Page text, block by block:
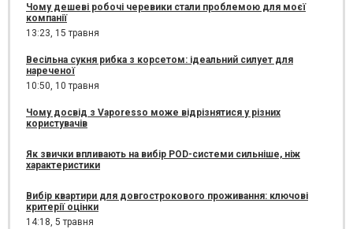
Чому дешеві робочі черевики стали проблемою для моєї
компанії
13:23, 15 травня
Весільна сукня рибка з корсетом: ідеальний силует для
нареченої
10:50, 10 травня
Чому досвід з Vaporesso може відрізнятися у різних
користувачів
Як звички впливають на вибір POD-системи сильніше, ніж
характеристики
Вибір квартири для довгострокового проживання: ключові
критерії оцінки
14:18, 5 травня